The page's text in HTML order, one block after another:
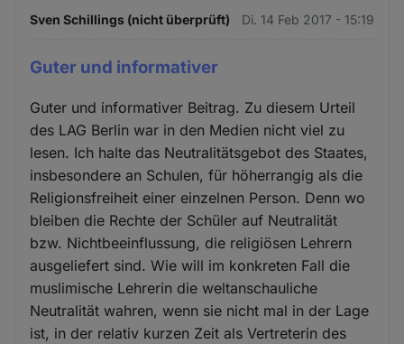
Sven Schillings (nicht überprüft) Di. 14 Feb 2017 - 15:19
Guter und informativer
Guter und informativer Beitrag. Zu diesem Urteil
des LAG Berlin war in den Medien nicht viel zu
lesen. Ich halte das Neutralitätsgebot des Staates,
insbesondere an Schulen, für höherrangig als die
Religionsfreiheit einer einzelnen Person. Denn wo
bleiben die Rechte der Schüler auf Neutralität
bzw. Nichtbeeinflussung, die religiösen Lehrern
ausgeliefert sind. Wie will im konkreten Fall die
muslimische Lehrerin die weltanschauliche
Neutralität wahren, wenn sie nicht mal in der Lage
ist, in der relativ kurzen Zeit als Vertreterin des